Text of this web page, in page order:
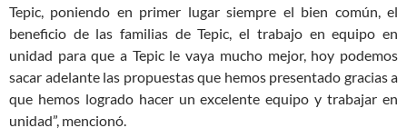
Tepic, poniendo en primer lugar siempre el bien común, el
beneficio de las familias de Tepic, el trabajo en equipo en
unidad para que a Tepic le vaya mucho mejor, hoy podemos
sacar adelante las propuestas que hemos presentado gracias a
que hemos logrado hacer un excelente equipo y trabajar en
unidad”, mencionó.